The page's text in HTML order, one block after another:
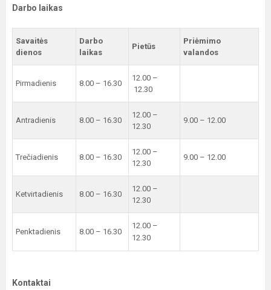
Darbo laikas
Savaitės
dienos
Darbo
laikas
Pietūs
Priėmimo
valandos
Pirmadienis 8.00 – 16.30
12.00 –
12.30
Antradienis 8.00 – 16.30
12.00 –
12.30
9.00 – 12.00
Trečiadienis 8.00 – 16.30
12.00 –
12.30
9.00 – 12.00
Ketvirtadienis 8.00 – 16.30
12.00 –
12.30
Penktadienis 8.00 – 16.30
12.00 –
12.30
Kontaktai